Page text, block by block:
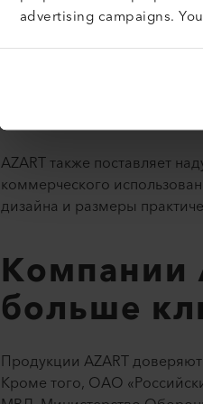
advertising campaigns.
летия.
Батуты и
для
AZART также поставляет
коммерческого
дизайна и размеры
Компании
больше
Продукции AZART
Кроме того, ОАО